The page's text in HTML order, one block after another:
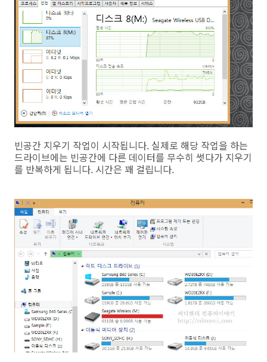
빈공간 지우기 작업이 시작됩니다. 실제로 해당 작업을 하는
드라이브에는 빈공간에 다른 데이터를 무수히 썻다가 지우기
를 반복하게 됩니다. 시간은 꽤 걸립니다.